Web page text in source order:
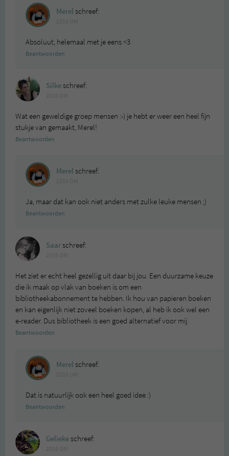
Merel schreef:
Absoluut, helemaal met je eens <3
Beantwoorden
Silkeschreef:
Wat een geweldige groep mensen :-) je hebt er weer een heel fijn
stukje van gemaakt, Merel!
Beantwoorden
Merel schreef:
Ja, maar dat kan ook niet anders met zulke leuke mensen ;)
Beantwoorden
Saarschreef:
Het ziet er echt heel gezellig uit daar bij jou. Een duurzame keuze
die ik maak op vlak van boeken is om een
bibliotheekabonnement te hebben. Ik hou van papieren boeken
en kan eigenlijk niet zoveel boeken kopen, al heb ik ook wel een
e-reader. Dus bibliotheek is een goed alternatief voor mij.
Beantwoorden
Merel schreef:
Dat is natuurlijk ook een heel goed idee :)
Beantwoorden
Geliekeschreef: